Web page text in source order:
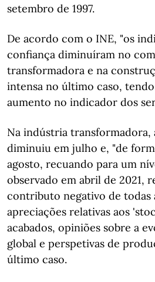
setembro de 1997.
De acordo com o INE, "os
confiança diminuíram no
transformadora e na
intensa no último caso,
aumento no indicador dos
Na indústria transformadora,
diminuiu em julho e, "de
agosto, recuando para um
observado em abril de 2021,
contributo negativo de todas
apreciações relativas aos
acabados, opiniões sobre a
global e perspetivas de
último caso.